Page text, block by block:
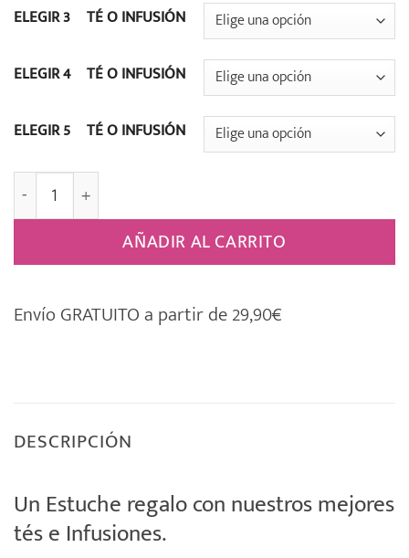
ELEGIR 3º TÉ O INFUSIÓN
ELEGIR 4º TÉ O INFUSIÓN
ELEGIR 5º TÉ O INFUSIÓN
Estuche Regalo 5 Tés e Infusiones 022 cantidad
AÑADIR AL CARRITO
Envío GRATUITO a partir de 29,90€
DESCRIPCIÓN
Un Estuche regalo con nuestros mejores
tés e Infusiones.